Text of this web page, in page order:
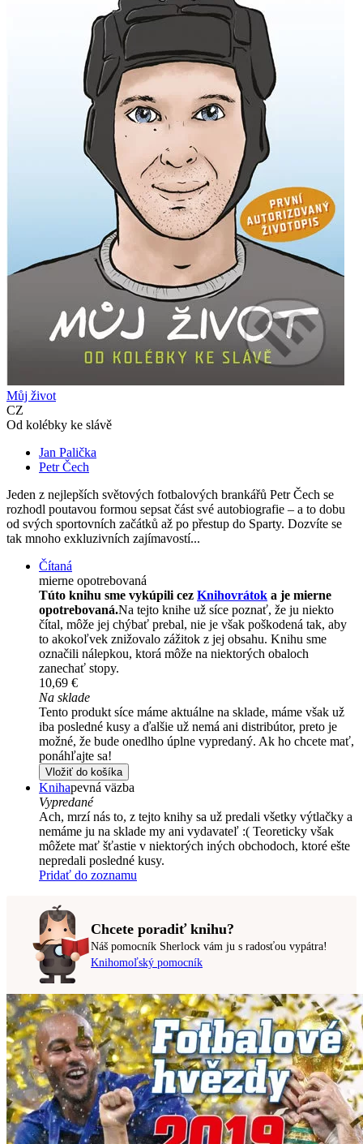
Můj život
CZ
Od kolébky ke slávě
Jan Palička
Petr Čech
Jeden z nejlepších světových fotbalových brankářů Petr Čech se
rozhodl poutavou formou sepsat část své autobiografie – a to dobu
od svých sportovních začátků až po přestup do Sparty. Dozvíte se
tak mnoho exkluzivních zajímavostí...
Čítaná
mierne opotrebovaná
Túto knihu sme vykúpili cez Knihovrátok a je mierne
opotrebovaná.Na tejto knihe už síce poznať, že ju niekto
čítal, môže jej chýbať prebal, nie je však poškodená tak, aby
to akokoľvek znižovalo zážitok z jej obsahu. Knihu sme
označili nálepkou, ktorá môže na niektorých obaloch
zanechať stopy.
10,69 €
Na sklade
Tento produkt síce máme aktuálne na sklade, máme však už
iba posledné kusy a ďalšie už nemá ani distribútor, preto je
možné, že bude onedlho úplne vypredaný. Ak ho chcete mať,
ponáhľajte sa!
Vložiť do košíka
Knihapevná väzba
Vypredané
Ach, mrzí nás to, z tejto knihy sa už predali všetky výtlačky a
nemáme ju na sklade my ani vydavateľ :( Teoreticky však
môžete mať šťastie v niektorých iných obchodoch, ktoré ešte
nepredali posledné kusy.
Pridať do zoznamu
Chcete poradiť knihu?
Náš pomocník Sherlock vám ju s radosťou vypátra!
Knihomoľský pomocník